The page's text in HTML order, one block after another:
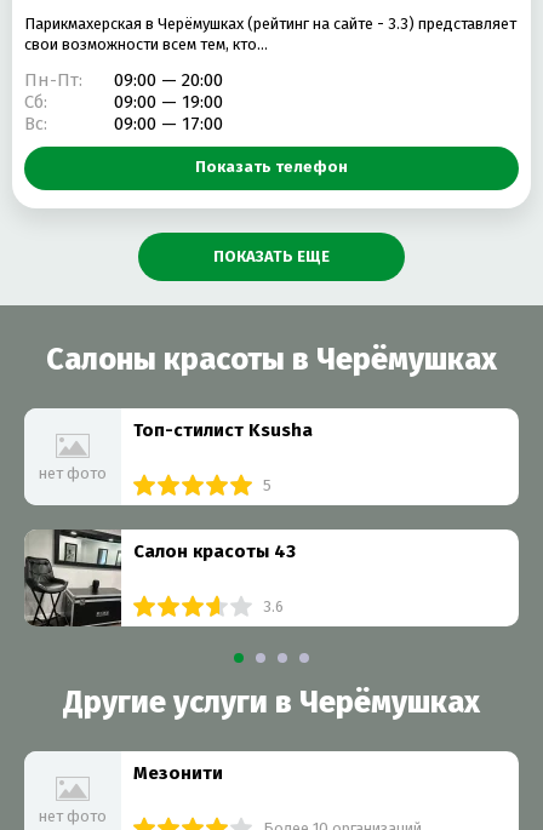
Парикмахерская в Черёмушках (рейтинг на сайте - 3.3) представляет
свои возможности всем тем, кто…
Пн-Пт:
09:00 — 20:00
Сб:
09:00 — 19:00
Вс:
09:00 — 17:00
Показать телефон
ПОКАЗАТЬ ЕЩЕ
Салоны красоты в Черёмушках
нет фото
Топ-стилист Ksusha
5
Салон красоты 43
3.6
Другие услуги в Черёмушках
нет фото
Мезонити